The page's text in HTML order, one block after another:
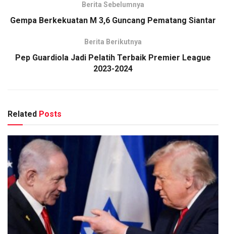
Berita Sebelumnya
Gempa Berkekuatan M 3,6 Guncang Pematang Siantar
Berita Berikutnya
Pep Guardiola Jadi Pelatih Terbaik Premier League
2023-2024
Related Posts